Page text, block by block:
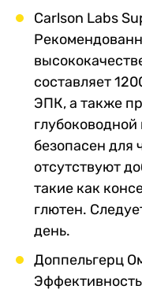
Carlson Labs
составляет
ЭПК, а также
безопасен для
отсутствуют
такие как
глютен.
день.
Доппельгерц